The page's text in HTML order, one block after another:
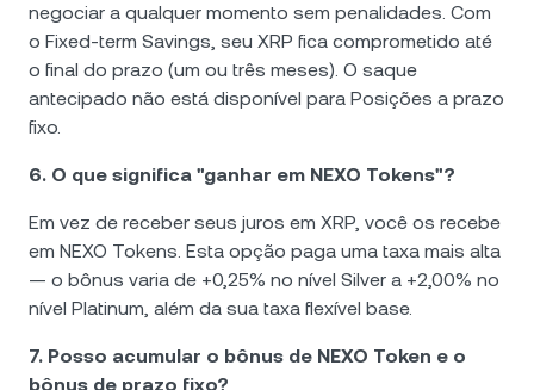
negociar a qualquer momento sem penalidades. Com
o Fixed-term Savings, seu XRP fica comprometido até
o final do prazo (um ou três meses). O saque
antecipado não está disponível para Posições a prazo
fixo.
6. O que significa "ganhar em NEXO Tokens"?
Em vez de receber seus juros em XRP, você os recebe
em NEXO Tokens. Esta opção paga uma taxa mais alta
— o bônus varia de +0,25% no nível Silver a +2,00% no
nível Platinum, além da sua taxa flexível base.
7. Posso acumular o bônus de NEXO Token e o
bônus de prazo fixo?